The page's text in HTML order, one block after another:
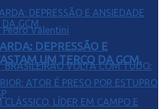
Valentini
DEPRESSÃO E
UM TERÇO DA GCM.